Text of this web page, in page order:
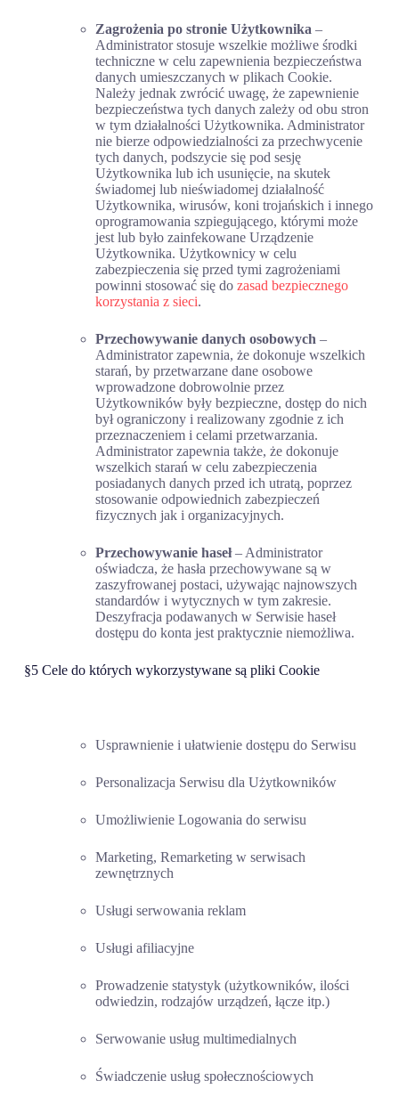
Zagrożenia po stronie Użytkownika –
Administrator stosuje wszelkie możliwe środki
techniczne w celu zapewnienia bezpieczeństwa
danych umieszczanych w plikach Cookie.
Należy jednak zwrócić uwagę, że zapewnienie
bezpieczeństwa tych danych zależy od obu stron
w tym działalności Użytkownika. Administrator
nie bierze odpowiedzialności za przechwycenie
tych danych, podszycie się pod sesję
Użytkownika lub ich usunięcie, na skutek
świadomej lub nieświadomej działalność
Użytkownika, wirusów, koni trojańskich i innego
oprogramowania szpiegującego, którymi może
jest lub było zainfekowane Urządzenie
Użytkownika. Użytkownicy w celu
zabezpieczenia się przed tymi zagrożeniami
powinni stosować się do zasad bezpiecznego
korzystania z sieci.
Przechowywanie danych osobowych –
Administrator zapewnia, że dokonuje wszelkich
starań, by przetwarzane dane osobowe
wprowadzone dobrowolnie przez
Użytkowników były bezpieczne, dostęp do nich
był ograniczony i realizowany zgodnie z ich
przeznaczeniem i celami przetwarzania.
Administrator zapewnia także, że dokonuje
wszelkich starań w celu zabezpieczenia
posiadanych danych przed ich utratą, poprzez
stosowanie odpowiednich zabezpieczeń
fizycznych jak i organizacyjnych.
Przechowywanie haseł– Administrator
oświadcza, że hasła przechowywane są w
zaszyfrowanej postaci, używając najnowszych
standardów i wytycznych w tym zakresie.
Deszyfracja podawanych w Serwisie haseł
dostępu do konta jest praktycznie niemożliwa.
§5 Cele do których wykorzystywane są pliki Cookie
Usprawnienie i ułatwienie dostępu do Serwisu
Personalizacja Serwisu dla Użytkowników
Umożliwienie Logowania do serwisu
Marketing, Remarketing w serwisach
zewnętrznych
Usługi serwowania reklam
Usługi afiliacyjne
Prowadzenie statystyk (użytkowników, ilości
odwiedzin, rodzajów urządzeń, łącze itp.)
Serwowanie usług multimedialnych
Świadczenie usług społecznościowych